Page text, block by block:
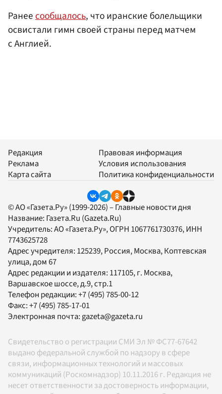
Ранеесообщалось, что иранские болельщики
освистали гимн своей страны перед матчем
с Англией.
Редакция
Реклама
Карта сайта
Правовая информация
Условия использования
Политика конфиденциальности
© АО «Газета.Ру» (1999-2026) – Главные новости дня
Название: Газета.Ru (Gazeta.Ru)
Учредитель:АО «Газета.Ру», ОГРН 1067761730376, ИНН
7743625728
Адрес учредителя: 125239, Россия, Москва, Коптевская
улица, дом 67
Адрес редакции и издателя: 117105, г. Москва,
Варшавское шоссе, д.9, стр.1
Телефон редакции:+7 (495) 785-00-12
Факс:+7 (495) 785-17-01
Электронная почта:gazeta@gazeta.ru
Свидетельство о регистрации СМИ Эл № ФС77-67642
выдано федеральной службой по надзору в сфере
связи, информационных технологий и массовых
коммуникаций (Роскомнадзор) 10.11.2016 г. Редакция не
несет ответственности за достоверность информации,